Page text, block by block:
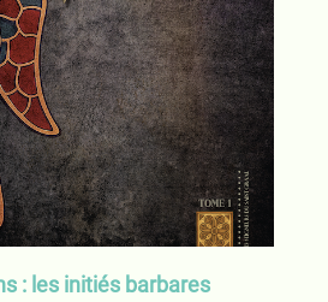
: les initiés barbares